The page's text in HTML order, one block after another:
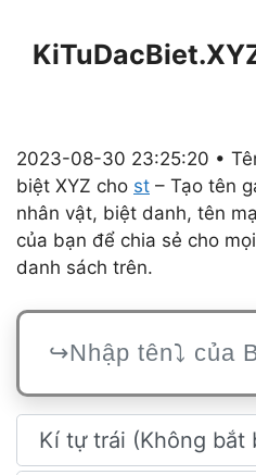
2023-08-30 23:25:20 •
biệt XYZ cho st – Tạo tên
nhân vật, biệt danh, tên
của bạn để chia sẻ cho
danh sách trên.